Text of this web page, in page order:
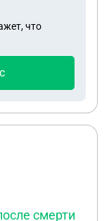
что
смерти